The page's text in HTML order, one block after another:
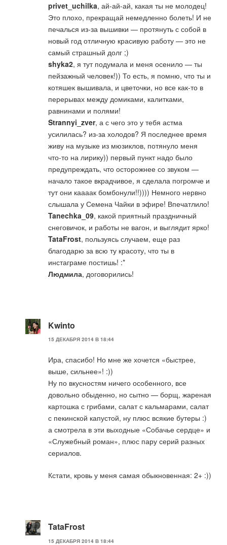
privet_uchilka, ай-ай-ай, какая ты не молодец!
Это плохо, прекращай немедленно болеть! И не
печалься из-за вышивки — протянуть с собой в
новый год отличную красивую работу — это не
самый страшный долг ;)
shyka2, я тут подумала и меня осенило — ты
пейзажный человек!)) То есть, я помню, что ты и
котяшек вышивала, и цветочки, но все как-то в
перерывах между домиками, калитками,
равнинами и полями!
Strannyi_zver, а с чего это у тебя астма
усилилась? из-за холодов? Я последнее время
живу на музыке из мюзиклов, потянуло меня
что-то на лирику)) первый пункт надо было
предупреждать, что осторожнее со звуком —
начало такое вкрадчивое, я сделала погромче и
тут они каааак бомбонули!!)))) Немного нервно
слышала у Семена Чайки в эфире! Впечатлило!
Tanechka_09, какой приятный праздничный
снеговичок, и работы не вагон, и выглядит ярко!
TataFrost, пользуясь случаем, еще раз
благодарю за всю ту красоту, что ты в
инстаграме постишь! :*
Людмила, договорились!
Kwinto
15 ДЕКАБРЯ 2014 В 18:44
Ира, спасибо! Но мне же хочется «быстрее,
выше, сильнее»! :))
Ну по вкусностям ничего особенного, все
довольно обыденно, но сытно — борщ, жареная
картошка с грибами, салат с кальмарами, салат
с пекинской капустой, ну плюс всякие бутеры :)
а смотрела в эти выходные «Собачье сердце» и
«Служебный роман», плюс пару серий разных
сериалов.
Кстати, кровь у меня самая обыкновенная: 2+ :))
TataFrost
15 ДЕКАБРЯ 2014 В 18:44